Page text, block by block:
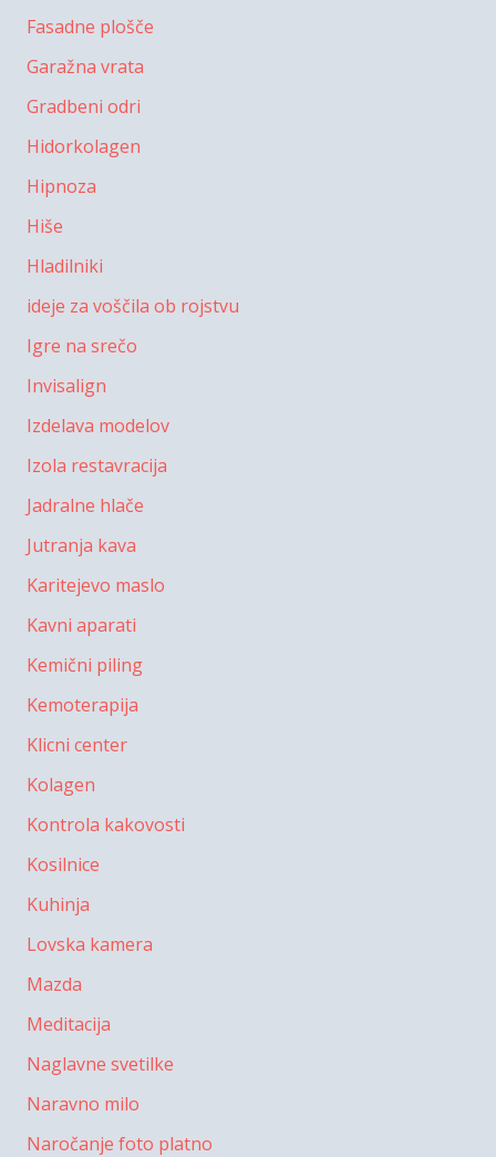
Fasadne plošče
Garažna vrata
Gradbeni odri
Hidorkolagen
Hipnoza
Hiše
Hladilniki
ideje za voščila ob rojstvu
Igre na srečo
Invisalign
Izdelava modelov
Izola restavracija
Jadralne hlače
Jutranja kava
Karitejevo maslo
Kavni aparati
Kemični piling
Kemoterapija
Klicni center
Kolagen
Kontrola kakovosti
Kosilnice
Kuhinja
Lovska kamera
Mazda
Meditacija
Naglavne svetilke
Naravno milo
Naročanje foto platno